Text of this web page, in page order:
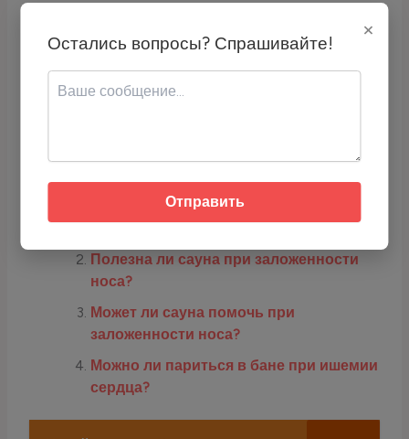
Адрес кошелька:TCyyra9LZrQ4DvrScSqhoTR1TLYH2j6E
Про Бани, Печи, Сауны:
Можно ли ходить в баню при
заложенности носа?
Полезна ли сауна при заложенности
носа?
Может ли сауна помочь при
заложенности носа?
Можно ли париться в бане при ишемии
сердца?
×
Остались вопросы? Спрашивайте!
Отправить